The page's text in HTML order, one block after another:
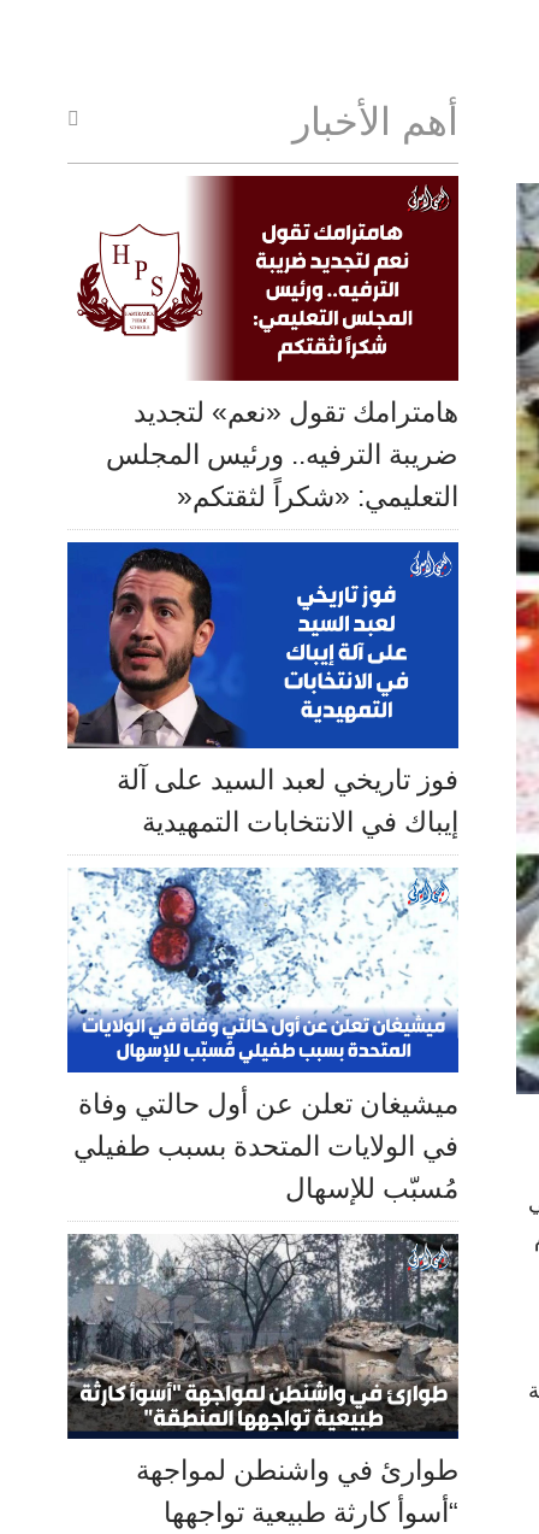
أهم الأخبار
هامترامك تقول «نعم» لتجديد
ضريبة الترفيه.. ورئيس المجلس
التعليمي: «شكراً لثقتكم«
فوز تاريخي لعبد السيد على آلة
إيباك في الانتخابات التمهيدية
ميشيغان تعلن عن أول حالتي وفاة
في الولايات المتحدة بسبب طفيلي
مُسبّب للإسهال
طوارئ في واشنطن لمواجهة
“أسوأ كارثة طبيعية تواجهها